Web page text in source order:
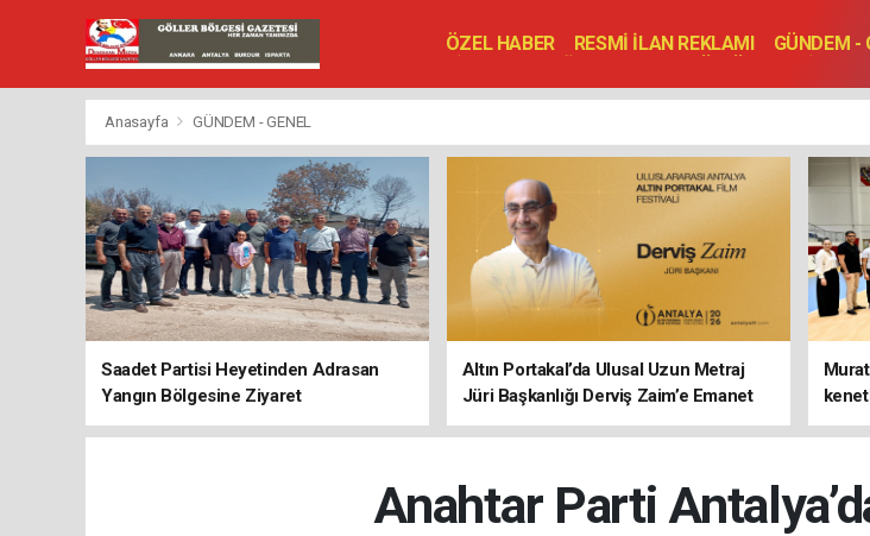
ÖZEL HABER RESMİ İLAN REKLAMI GÜNDEM -
VEFAT EDENLER
TOPLANTI - DÜĞÜN
Anasayfa GÜNDEM - GENEL
Saadet Partisi Heyetinden Adrasan
Yangın Bölgesine Ziyaret
Altın Portakal’da Ulusal Uzun Metraj
Jüri Başkanlığı Derviş Zaim’e Emanet
Anahtar Parti